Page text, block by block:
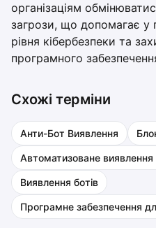
організаціям
загрози, що допомагає у
рівня кібербезпеки та
програмного
Схожі терміни
Анти-Бот Виявлення
Автоматизоване виявлення
Виявлення ботів
Програмне забезпечення